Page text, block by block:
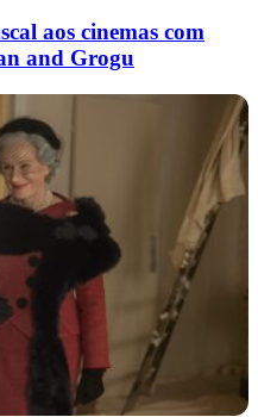
aos cinemas com
and Grogu